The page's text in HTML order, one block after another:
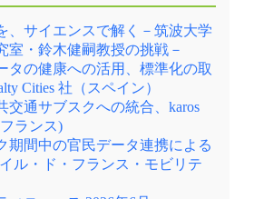
、サイエンスで解く－筑波大学
室・鈴木健嗣教授の挑戦－
タの健康への活用、標準化の取
Cities 社（スペイン）
交通サブスクへの統合、karos
ランス)
期間中の官民データ連携による
ル・ド・フランス・モビリテ